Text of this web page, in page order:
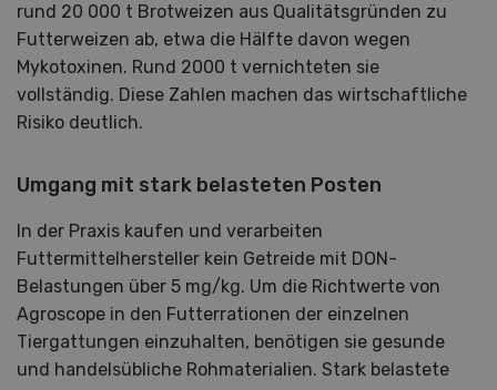
rund 20 000 t Brotweizen aus Qualitätsgründen zu
Futterweizen ab, etwa die Hälfte davon wegen
Mykotoxinen. Rund 2000 t vernichteten sie
vollständig. Diese Zahlen machen das wirtschaftliche
Risiko deutlich.
Umgang mit stark belasteten Posten
In der Praxis kaufen und verarbeiten
Futtermittelhersteller kein Getreide mit DON-
Belastungen über 5 mg/kg. Um die Richtwerte von
Agroscope in den Futterrationen der einzelnen
Tiergattungen einzuhalten, benötigen sie gesunde
und handelsübliche Rohmaterialien. Stark belastete